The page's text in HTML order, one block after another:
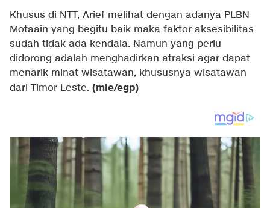
Khusus di NTT, Arief melihat dengan adanya PLBN
Motaain yang begitu baik maka faktor aksesibilitas
sudah tidak ada kendala. Namun yang perlu
didorong adalah menghadirkan atraksi agar dapat
menarik minat wisatawan, khususnya wisatawan
dari Timor Leste. (mle/egp)